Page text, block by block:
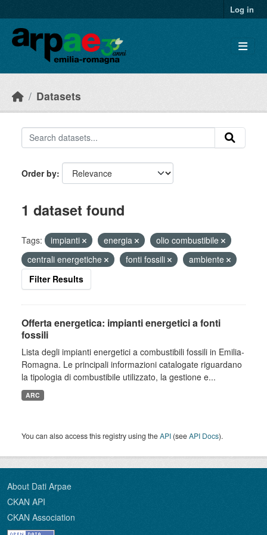
Log in
Datasets
Order by
1 dataset found
Tags: impianti energia
olio combustibile
centrali energetiche
fonti fossili
ambiente
Filter Results
Offerta energetica: impianti energetici a fonti
fossili
Lista degli impianti energetici a combustibili fossili in Emilia-
Romagna. Le principali informazioni catalogate riguardano
la tipologia di combustibile utilizzato, la gestione e...
ARC
You can also access this registry using theAPI (seeAPI Docs).
About Dati Arpae
CKAN API
CKAN Association